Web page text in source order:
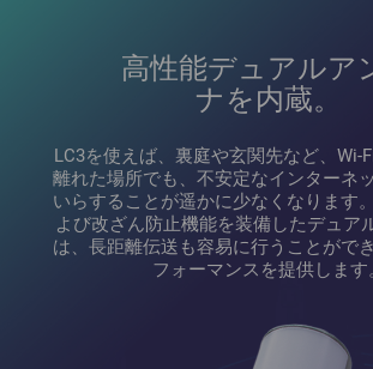
高性能デュアルア
ナを内蔵。
LC3を使えば、裏庭や玄関先など、Wi-
離れた場所でも、不安定なインターネ
いらすることが遥かに少なくなります
よび改ざん防止機能を装備したデュア
は、長距離伝送も容易に行うことがで
フォーマンスを提供します